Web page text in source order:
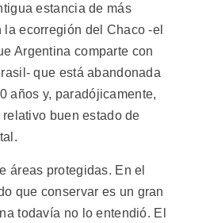
estancia de más
ecorregión del Chaco -el
Argentina comparte con
que está abandonada
años y, paradójicamente,
buen estado de
áreas protegidas. En el
que conservar es un gran
todavía no lo entendió. El